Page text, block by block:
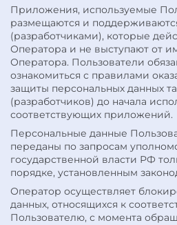
Приложения, используемые
размещаются и
(разработчиками), которые
Оператора и не выступают от
Оператора. Пользователи
ознакомиться с правилами
защиты персональных данных
(разработчиков) до начала
соответствующих приложений.
Персональные данные
переданы по запросам
государственной власти РФ
порядке, установленным
Оператор осуществляет
данных, относящихся к
Пользователю, с момента